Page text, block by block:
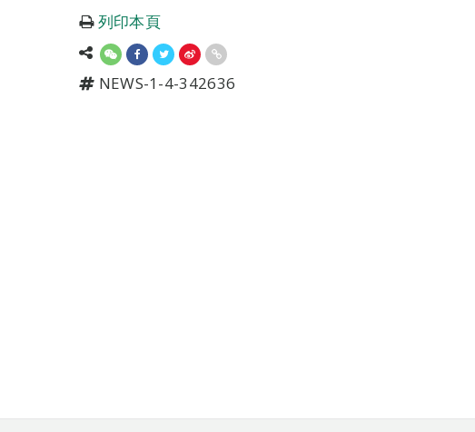
列印本頁
NEWS-1-4-342636